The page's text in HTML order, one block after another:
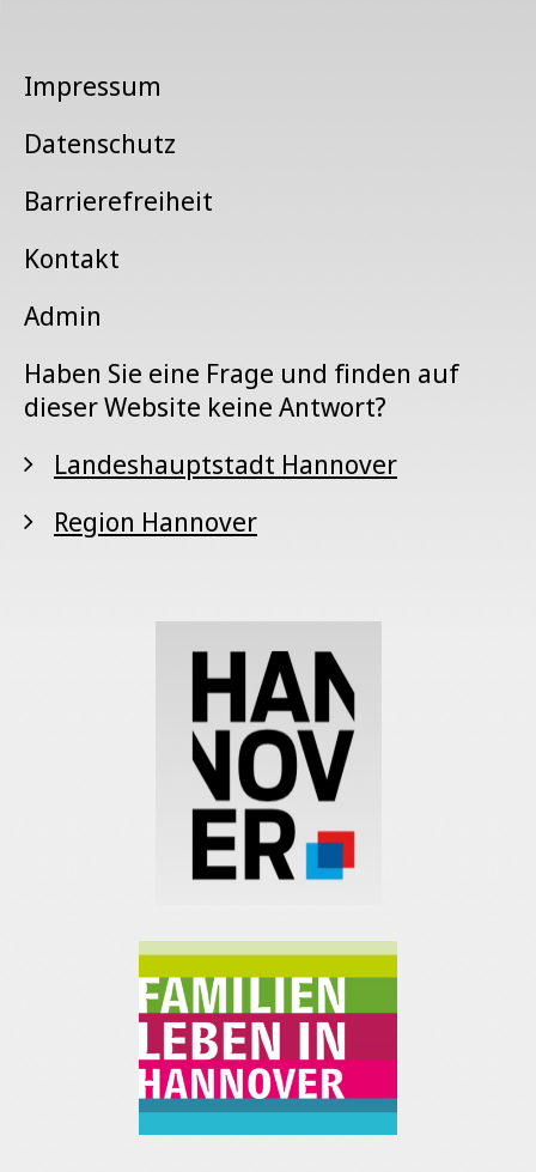
Impressum
Datenschutz
Barrierefreiheit
Kontakt
Admin
Haben Sie eine Frage und finden auf
dieser Website keine Antwort?
Landeshauptstadt Hannover
Region Hannover